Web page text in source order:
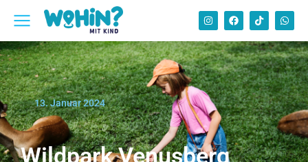
13. Januar 2024
Wildpark Venusberg